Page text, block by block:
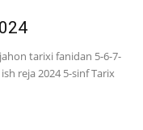
tarixi fanidan 5-6-7-
reja 2024 5-sinf Tarix